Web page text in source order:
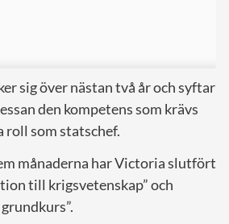
sig över nästan två år och syftar
den kompetens som krävs
roll som statschef.
månaderna har Victoria slutfört
till krigsvetenskap” och